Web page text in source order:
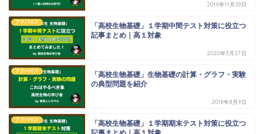
2019年11月29日
アドバイス
「高校生物基礎」１学期中間テスト対策に役立つ
記事まとめ｜高１対象
2020年3月27日
アドバイス
「高校生物基礎」生物基礎の計算・グラフ・実験
の典型問題を紹介
2018年8月9日
アドバイス
「高校生物基礎」１学期期末テスト対策に役立つ